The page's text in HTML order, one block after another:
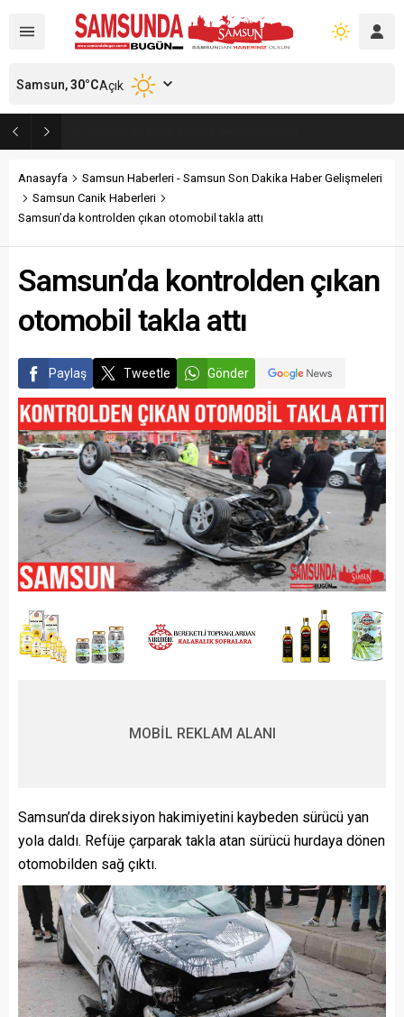
Samsun,30°CAçık
Anasayfa
Samsun Haberleri - Samsun Son Dakika Haber Gelişmeleri
Samsun Canik Haberleri
Samsun’da kontrolden çıkan otomobil takla attı
Samsun’da kontrolden çıkan
otomobil takla attı
Paylaş Tweetle Gönder
MOBİL REKLAM ALANI
Samsun’da direksiyon hakimiyetini kaybeden sürücü yan
yola daldı. Refüje çarparak takla atan sürücü hurdaya dönen
otomobilden sağ çıktı.